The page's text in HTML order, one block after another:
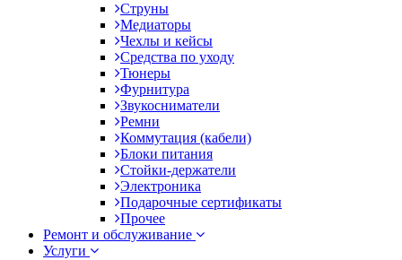
Струны
Медиаторы
Чехлы и кейсы
Средства по уходу
Тюнеры
Фурнитура
Звукосниматели
Ремни
Коммутация (кабели)
Блоки питания
Стойки-держатели
Электроника
Подарочные сертификаты
Прочее
Ремонт и обслуживание
Услуги